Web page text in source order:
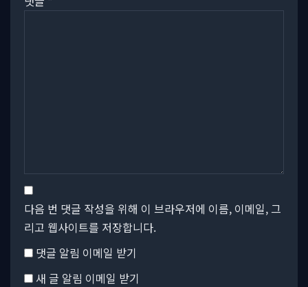
다음 번 댓글 작성을 위해 이 브라우저에 이름, 이메일, 그
리고 웹사이트를 저장합니다.
댓글 알림 이메일 받기
새 글 알림 이메일 받기